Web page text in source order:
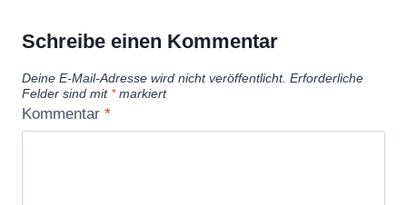
Schreibe einen Kommentar
Deine E-Mail-Adresse wird nicht veröffentlicht. Erforderliche
Felder sind mit *markiert
Kommentar *